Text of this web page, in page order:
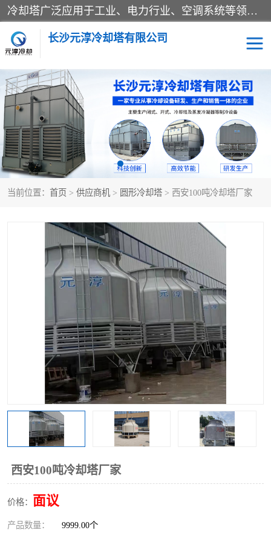
冷却塔广泛应用于工业、电力行业、空调系统等领域。在电力行业中，用于冷却发电机组的循环水；在工业生产中，如化工、冶金等行业，可降低生产过程中产生的热量；在空调系统中，为空调设备提供冷却水源
长沙元淳冷却塔有限公司
当前位置： 首页 > 供应商机 > 圆形冷却塔 > 西安100吨冷却塔厂家
西安100吨冷却塔厂家
价格： 面议
产品数量： 9999.00个
方形开式冷却塔 圆形冷却塔
闭式冷却塔 水箱
电控箱 水泵
板式换热器